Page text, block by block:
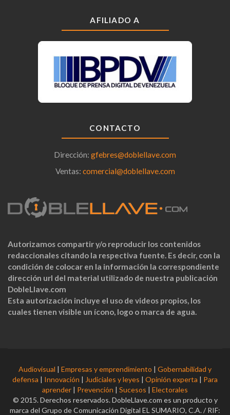
AFILIADO A
CONTACTO
Dirección: gfebres@doblellave.com
Ventas: comercial@doblellave.com
Autorizamos compartir y/o reproducir los contenidos
redaccionales citando la respectiva fuente. Es decir, con la
condición de colocar en la información la correspondiente
dirección url del material utilizado de nuestra publicación
DobleLlave.com
Esta autorización incluye el uso de videos propios, los
cuales tienen visible un ícono, logo o marca de agua.
Audiovisual | Empresas y emprendimiento | Gobernabilidad y
defensa | Innovación | Judiciales y leyes | Opinión experta | Para
aprender | Prevención | Sucesos | Electorales
© 2015. Derechos reservados. DobleLlave.com es un producto y
marca del Grupo de Comunicación Digital EL SUMARIO, C.A. / RIF: